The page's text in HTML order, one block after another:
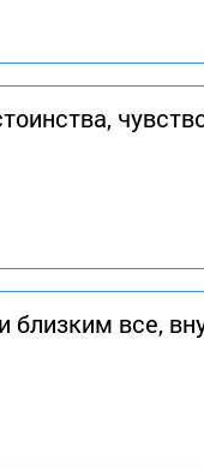
близким все,